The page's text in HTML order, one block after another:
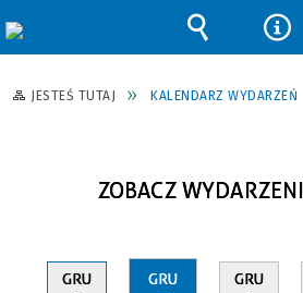
JESTEŚ TUTAJ KALENDARZ WYDARZEŃ
ZOBACZ
GRU GRU GRU